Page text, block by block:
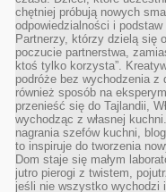
chętniej próbują nowych
odpowiedzialności i
Partnerzy, którzy dzielą się
poczucie partnerstwa,
ktoś tylko korzysta”.
podróże bez wychodzenia z
również sposób na
przenieść się do Tajlandii,
wychodząc z własnej
nagrania szefów kuchni,
to inspiruje do tworzenia
Dom staje się małym
jutro pierogi z twistem,
jeśli nie wszystko wychodzi